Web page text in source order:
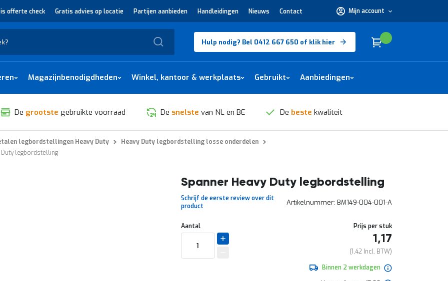
offerte check Gratis advies op locatie Partijen aanbieden Handleidingen Nieuws Contact Mijn account
nodig?
Hulp nodig? Bel 0412 667 650 of klik hier Winkelwagen
Cart
Magazijnbenodigdheden Winkel, kantoor & werkplaats Gebruikt Aanbiedingen
De grootste gebruikte voorraad De snelste van NL en BE De beste kwaliteit
legbordstellingen Heavy Duty
Heavy Duty legbordstelling losse onderdelen
Duty legbordstelling
Spanner Heavy Duty legbordstelling
Schrijf de eerste review over dit
product
Artikelnummer BM149-004-001-A
Aantal Prijs per stuk
1,17
1,42
Binnen 2 werkdagen